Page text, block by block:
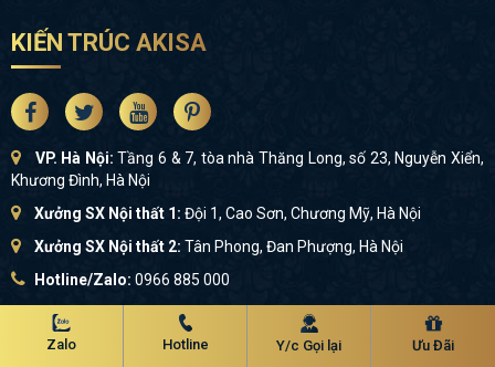
KIẾN TRÚC AKISA
VP. Hà Nội:Tầng 6 & 7, tòa nhà Thăng Long, số 23, Nguyễn Xiển,
Khương Đình, Hà Nội
Xưởng SX Nội thất 1: Đội 1, Cao Sơn, Chương Mỹ, Hà Nội
Xưởng SX Nội thất 2: Tân Phong, Đan Phượng, Hà Nội
Hotline/Zalo: 0966 885 000
Email:
cskh@akisa.vn
GPKD số:
0107935969 |MST: 0107935969
Zalo Hotline Y/c Gọi lại Ưu Đãi